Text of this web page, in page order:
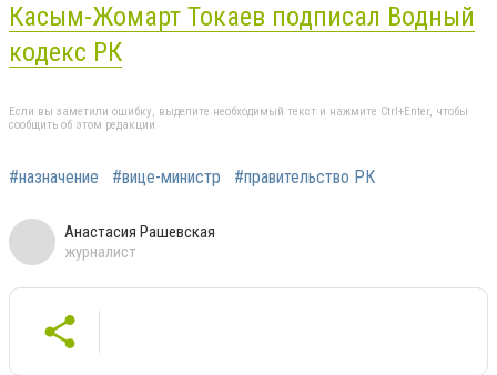
Касым-Жомарт Токаев подписал Водный
кодекс РК
Если вы заметили ошибку, выделите необходимый текст и нажмите Ctrl+Enter, чтобы
сообщить об этом редакции
#назначение #вице-министр #правительство РК
Анастасия Рашевская
журналист